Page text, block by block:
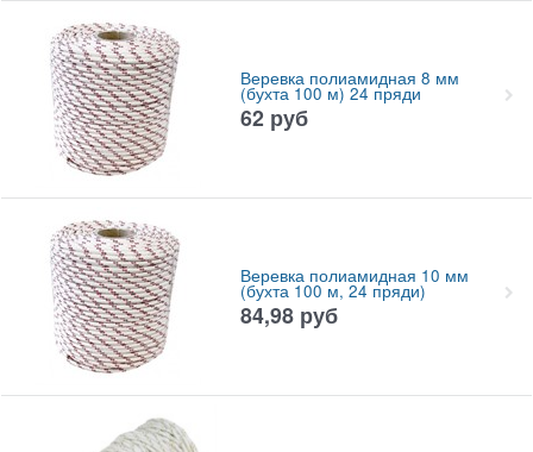
Веревка полиамидная 8 мм
(бухта 100 м) 24 пряди
62 руб
Веревка полиамидная 10 мм
(бухта 100 м, 24 пряди)
84,98 руб